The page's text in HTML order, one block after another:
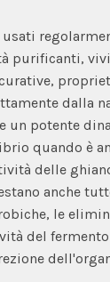
purificanti,
dalla
un potente
quando è
delle
anche
le
del